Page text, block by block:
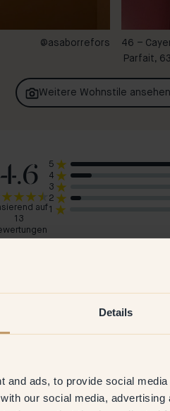
Details
and ads, to provide social
our social media,
@asaborrefors
46 –
Parfait,
Weitere Wohnstile ansehen
4.6
auf
13
5
4
3
2
1